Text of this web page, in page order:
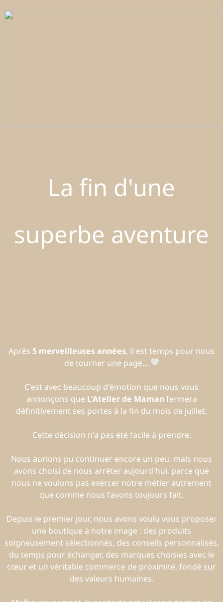
La fin d'une
superbe aventure
Après 5 merveilleuses années, il est temps pour nous
de tourner une page…
C'est avec beaucoup d'émotion que nous vous
annonçons que L'Atelier de Maman fermera
définitivement ses portes à la fin du mois de juillet.
Cette décision n'a pas été facile à prendre.
Nous aurions pu continuer encore un peu, mais nous
avons choisi de nous arrêter aujourd'hui, parce que
nous ne voulons pas exercer notre métier autrement
que comme nous l'avons toujours fait.
Depuis le premier jour, nous avons voulu vous proposer
une boutique à notre image : des produits
soigneusement sélectionnés, des conseils personnalisés,
du temps pour échanger, des marques choisies avec le
cœur et un véritable commerce de proximité, fondé sur
des valeurs humaines.